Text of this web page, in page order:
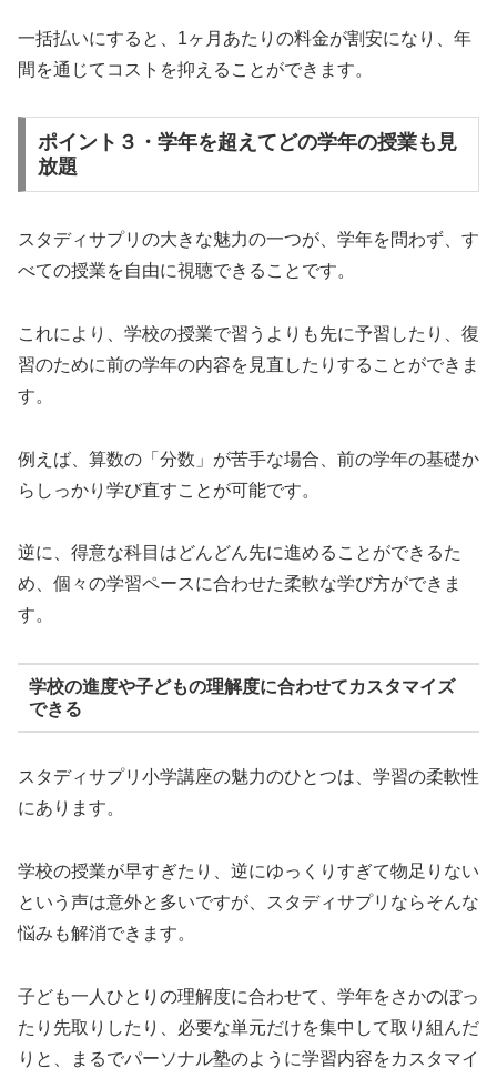
一括払いにすると、1ヶ月あたりの料金が割安になり、年
間を通じてコストを抑えることができます。
ポイント３・学年を超えてどの学年の授業も見
放題
スタディサプリの大きな魅力の一つが、学年を問わず、す
べての授業を自由に視聴できることです。
これにより、学校の授業で習うよりも先に予習したり、復
習のために前の学年の内容を見直したりすることができま
す。
例えば、算数の「分数」が苦手な場合、前の学年の基礎か
らしっかり学び直すことが可能です。
逆に、得意な科目はどんどん先に進めることができるた
め、個々の学習ペースに合わせた柔軟な学び方ができま
す。
学校の進度や子どもの理解度に合わせてカスタマイズ
できる
スタディサプリ小学講座の魅力のひとつは、学習の柔軟性
にあります。
学校の授業が早すぎたり、逆にゆっくりすぎて物足りない
という声は意外と多いですが、スタディサプリならそんな
悩みも解消できます。
子ども一人ひとりの理解度に合わせて、学年をさかのぼっ
たり先取りしたり、必要な単元だけを集中して取り組んだ
りと、まるでパーソナル塾のように学習内容をカスタマイ